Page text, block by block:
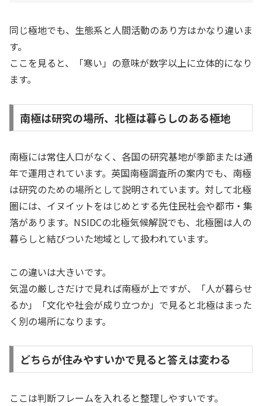
同じ極地でも、生態系と人間活動のあり方はかなり違いま
す。
ここを見ると、「寒い」の意味が数字以上に立体的になり
ます。
南極は研究の場所、北極は暮らしのある極地
南極には常住人口がなく、各国の研究基地が季節または通
年で運用されています。英国南極調査所の案内でも、南極
は研究のための場所として説明されています。対して北極
圏には、イヌイットをはじめとする先住民社会や都市・集
落があります。NSIDCの北極気候解説でも、北極圏は人の
暮らしと結びついた地域として扱われています。
この違いは大きいです。
気温の厳しさだけで見れば南極が上ですが、「人が暮らせ
るか」「文化や社会が成り立つか」で見ると北極はまった
く別の場所になります。
どちらが住みやすいかで見ると答えは変わる
ここは判断フレームを入れると整理しやすいです。